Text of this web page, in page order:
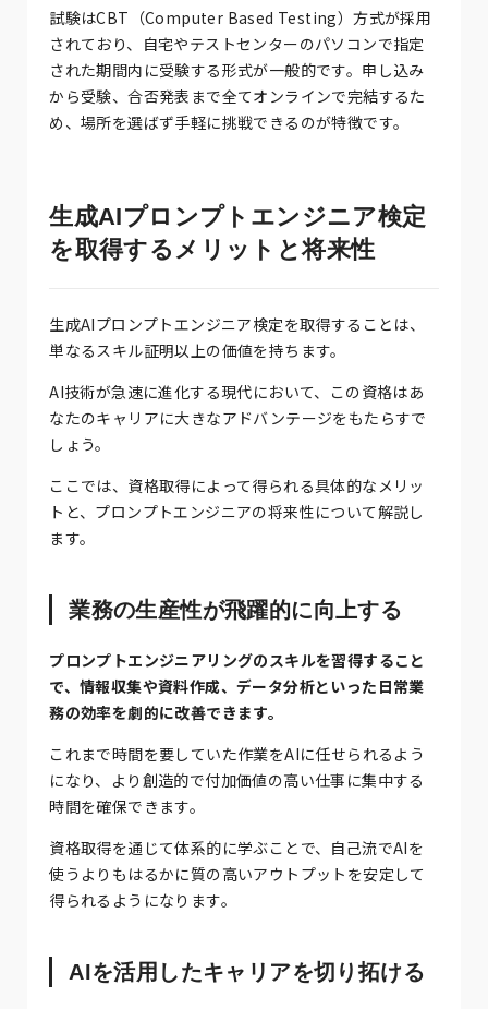
試験はCBT（Computer Based Testing）方式が採用
されており、自宅やテストセンターのパソコンで指定
された期間内に受験する形式が一般的です。申し込み
から受験、合否発表まで全てオンラインで完結するた
め、場所を選ばず手軽に挑戦できるのが特徴です。
生成AIプロンプトエンジニア検定
を取得するメリットと将来性
生成AIプロンプトエンジニア検定を取得することは、
単なるスキル証明以上の価値を持ちます。
AI技術が急速に進化する現代において、この資格はあ
なたのキャリアに大きなアドバンテージをもたらすで
しょう。
ここでは、資格取得によって得られる具体的なメリッ
トと、プロンプトエンジニアの将来性について解説し
ます。
業務の生産性が飛躍的に向上する
プロンプトエンジニアリングのスキルを習得すること
で、情報収集や資料作成、データ分析といった日常業
務の効率を劇的に改善できます。
これまで時間を要していた作業をAIに任せられるよう
になり、より創造的で付加価値の高い仕事に集中する
時間を確保できます。
資格取得を通じて体系的に学ぶことで、自己流でAIを
使うよりもはるかに質の高いアウトプットを安定して
得られるようになります。
AIを活用したキャリアを切り拓ける